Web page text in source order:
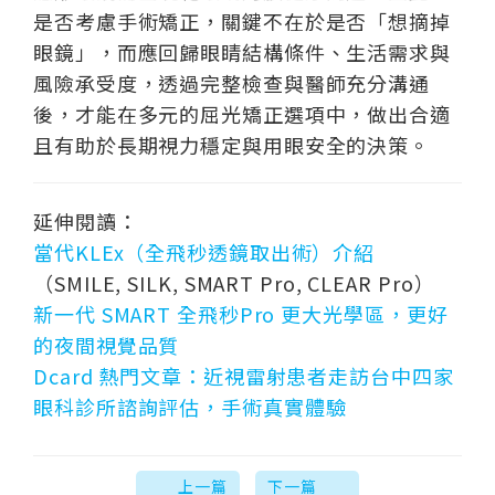
是否考慮手術矯正，關鍵不在於是否「想摘掉
眼鏡」，而應回歸眼睛結構條件、生活需求與
風險承受度，透過完整檢查與醫師充分溝通
後，才能在多元的屈光矯正選項中，做出合適
且有助於長期視力穩定與用眼安全的決策。
延伸閱讀：
當代KLEx（全飛秒透鏡取出術）介紹
（SMILE, SILK, SMART Pro, CLEAR Pro）
新一代 SMART 全飛秒Pro 更大光學區，更好
的夜間視覺品質
Dcard 熱門文章：近視雷射患者走訪台中四家
眼科診所諮詢評估，手術真實體驗
上一篇 下一篇